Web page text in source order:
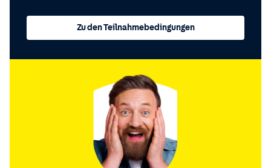
Zu den Teilnahmebedingungen